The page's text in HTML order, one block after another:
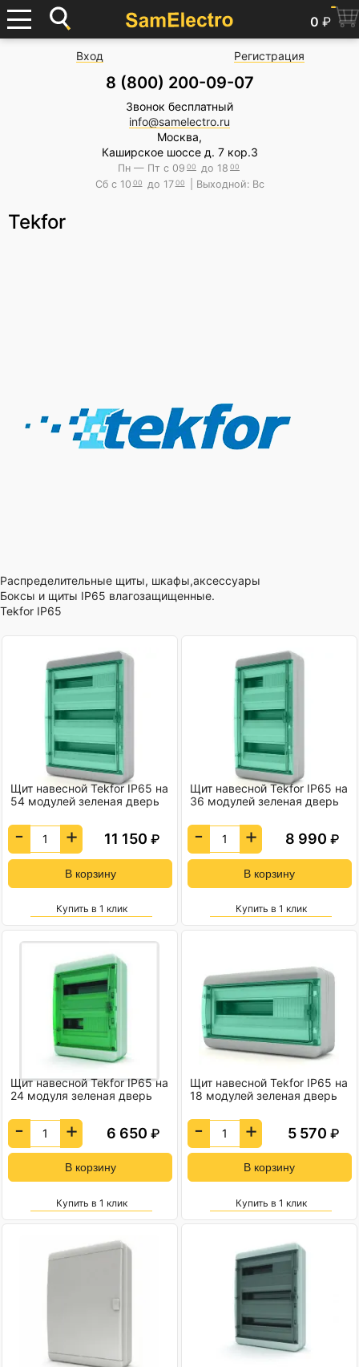
0 ₽
Вход Регистрация
8 (800) 200-09-07
Звонок бесплатный
info@samelectro.ru
Москва,
Каширское шоссе д. 7 кор.3
Пн — Пт с 09 00 до 18 00
Сб с 10 00 до 17 00 | Выходной: Вс
Tekfor
Распределительные щиты, шкафы,аксессуары
Боксы и щиты IP65 влагозащищенные.
Tekfor IP65
Щит навесной Tekfor IP65 на
54 модулей зеленая дверь
- + 11 150 ₽
Купить в 1 клик
Щит навесной Tekfor IP65 на
36 модулей зеленая дверь
- + 8 990 ₽
Купить в 1 клик
Щит навесной Tekfor IP65 на
24 модуля зеленая дверь
- + 6 650 ₽
Купить в 1 клик
Щит навесной Tekfor IP65 на
18 модулей зеленая дверь
- + 5 570 ₽
Купить в 1 клик